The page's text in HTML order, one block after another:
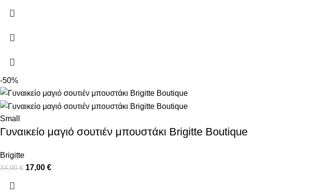
-50%
Small
Γυναικείο μαγιό σουτιέν μπουστάκι Brigitte Boutique
Brigitte
34,00€ 17,00 €